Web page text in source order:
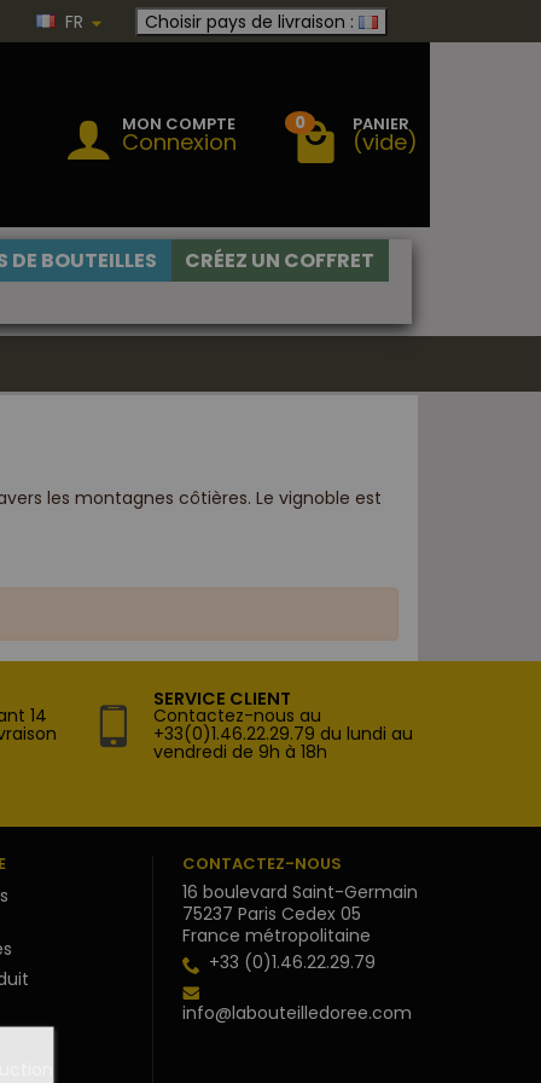
FR Choisir pays de livraison :
MON COMPTE
Connexion
0 PANIER
(vide)
BOUTEILLES
CRÉEZ UN COFFRET
les montagnes côtières. Le vignoble est
14
SERVICE CLIENT
Contactez-nous au
+33(0)1.46.22.29.79 du lundi au
vendredi de 9h à 18h
CONTACTEZ-NOUS
16 boulevard Saint-Germain
75237 Paris Cedex 05
France métropolitaine
+33 (0)1.46.22.29.79
info@labouteilledoree.com